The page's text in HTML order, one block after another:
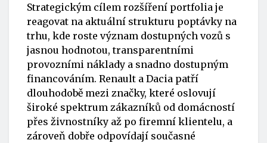
Strategickým cílem rozšíření portfolia je
reagovat na aktuální strukturu poptávky na
trhu, kde roste význam dostupných vozů s
jasnou hodnotou, transparentními
provozními náklady a snadno dostupným
financováním. Renault a Dacia patří
dlouhodobě mezi značky, které oslovují
široké spektrum zákazníků od domácností
přes živnostníky až po firemní klientelu, a
zároveň dobře odpovídají současné